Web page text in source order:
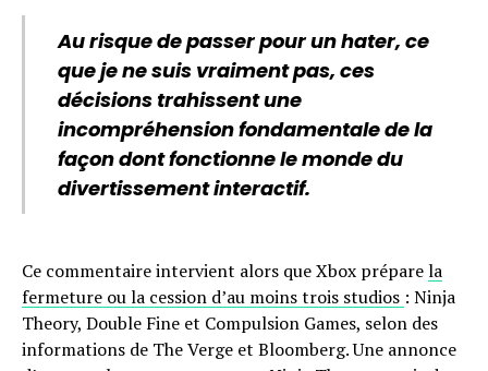
Au risque de passer pour un hater, ce
que je ne suis vraiment pas, ces
décisions trahissent une
incompréhension fondamentale de la
façon dont fonctionne le monde du
divertissement interactif.
Ce commentaire intervient alors que Xbox préparela
fermeture ou la cession d’au moins trois studios : Ninja
Theory, Double Fine et Compulsion Games, selon des
informations de The Verge et Bloomberg. Une annonce